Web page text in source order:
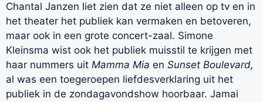
Chantal Janzen liet zien dat ze niet alleen op tv en in
het theater het publiek kan vermaken en betoveren,
maar ook in een grote concert-zaal. Simone
Kleinsma wist ook het publiek muisstil te krijgen met
haar nummers uit Mamma Mia en Sunset Boulevard,
al was een toegeroepen liefdesverklaring uit het
publiek in de zondagavondshow hoorbaar. Jamai